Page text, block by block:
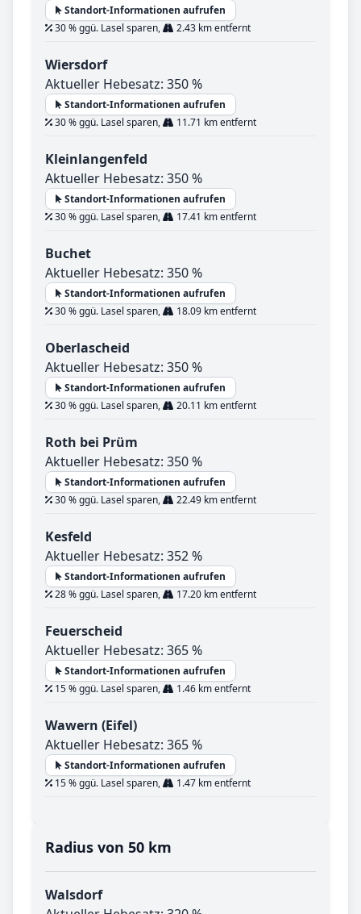
Standort-Informationen aufrufen
30 % ggü. Lasel sparen,
2.43 km entfernt
Wiersdorf
Aktueller Hebesatz: 350 %
Standort-Informationen aufrufen
30 % ggü. Lasel sparen,
11.71 km entfernt
Kleinlangenfeld
Aktueller Hebesatz: 350 %
Standort-Informationen aufrufen
30 % ggü. Lasel sparen,
17.41 km entfernt
Buchet
Aktueller Hebesatz: 350 %
Standort-Informationen aufrufen
30 % ggü. Lasel sparen,
18.09 km entfernt
Oberlascheid
Aktueller Hebesatz: 350 %
Standort-Informationen aufrufen
30 % ggü. Lasel sparen,
20.11 km entfernt
Roth bei Prüm
Aktueller Hebesatz: 350 %
Standort-Informationen aufrufen
30 % ggü. Lasel sparen,
22.49 km entfernt
Kesfeld
Aktueller Hebesatz: 352 %
Standort-Informationen aufrufen
28 % ggü. Lasel sparen,
17.20 km entfernt
Feuerscheid
Aktueller Hebesatz: 365 %
Standort-Informationen aufrufen
15 % ggü. Lasel sparen,
1.46 km entfernt
Wawern (Eifel)
Aktueller Hebesatz: 365 %
Standort-Informationen aufrufen
15 % ggü. Lasel sparen,
1.47 km entfernt
Radius von 50 km
Walsdorf